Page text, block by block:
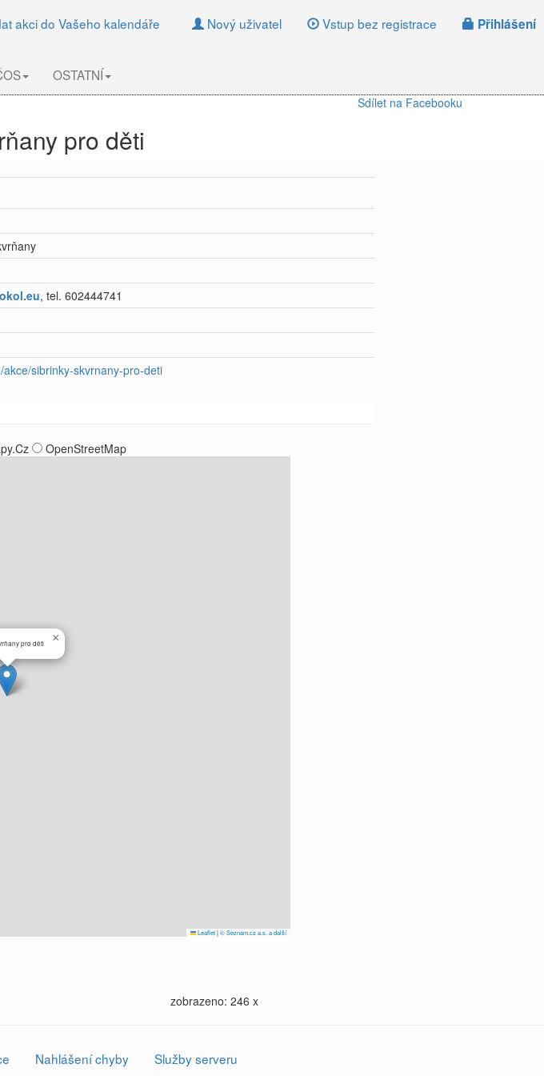
Nový uživatel Vstup bez registrace Přihlášení
akci do Vašeho kalendáře
OSTATNÍ
Sdílet na Facebooku
pro děti
, tel. 602444741
akce/sibrinky-skvrnany-pro-deti
OpenStreetMap
pro děti ×
Leaflet|© Seznam.cz a.s. a další
zobrazeno: 246 x
Nahlášení chyby Služby serveru